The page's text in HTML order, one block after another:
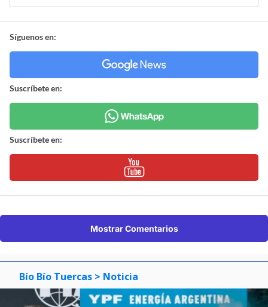
Síguenos en:
Suscríbete en:
Suscríbete en:
Mostrar Comentarios
Bío Bío Tuercas > Noticia